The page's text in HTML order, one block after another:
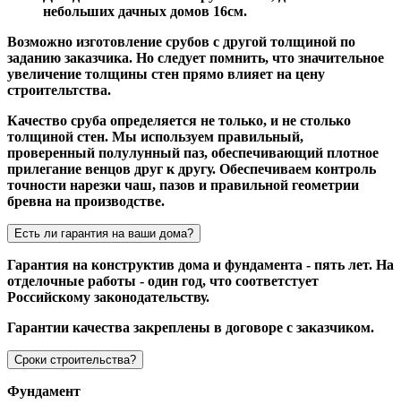
небольших дачных домов 16см.
Возможно изготовление срубов с другой толщиной по
заданию заказчика. Но следует помнить, что значительное
увеличение толщины стен прямо влияет на цену
строительтства.
Качество сруба определяется не только, и не столько
толщиной стен. Мы используем правильный,
проверенный полулунный паз, обеспечивающий плотное
прилегание венцов друг к другу. Обеспечиваем контроль
точности нарезки чаш, пазов и правильной геометрии
бревна на производстве.
Есть ли гарантия на ваши дома?
Гарантия на конструктив дома и фундамента - пять лет. На
отделочные работы - один год, что соответстует
Российскому законодательству.
Гарантии качества закреплены в договоре с заказчиком.
Сроки строительства?
Фундамент